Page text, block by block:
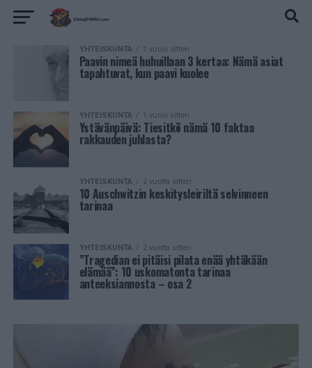
YHTEISKUNTA 1 vuosi sitten
Paavin nimeä huhuillaan 3 kertaa: Nämä asiat
tapahtuvat, kun paavi kuolee
YHTEISKUNTA 1 vuosi sitten
Ystävänpäivä: Tiesitkö nämä 10 faktaa
rakkauden juhlasta?
YHTEISKUNTA 2 vuotta sitten
10 Auschwitzin keskitysleiriltä selvinneen
tarinaa
YHTEISKUNTA 2 vuotta sitten
”Tragedian ei pitäisi pilata enää yhtäkään
elämää”: 10 uskomatonta tarinaa
anteeksiannosta – osa 2